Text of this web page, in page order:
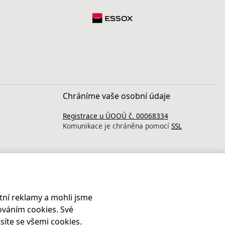
Chráníme vaše osobní údaje
Registrace u ÚOOÚ č. 00068334
Komunikace je chráněna pomocí SSL
reklamy a mohli jsme
cookies. Své
se všemi cookies.